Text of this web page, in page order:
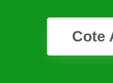
Cote